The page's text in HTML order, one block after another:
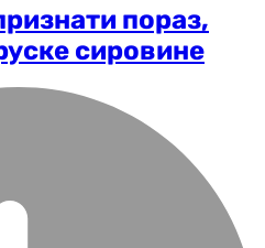
пораз,
сировине